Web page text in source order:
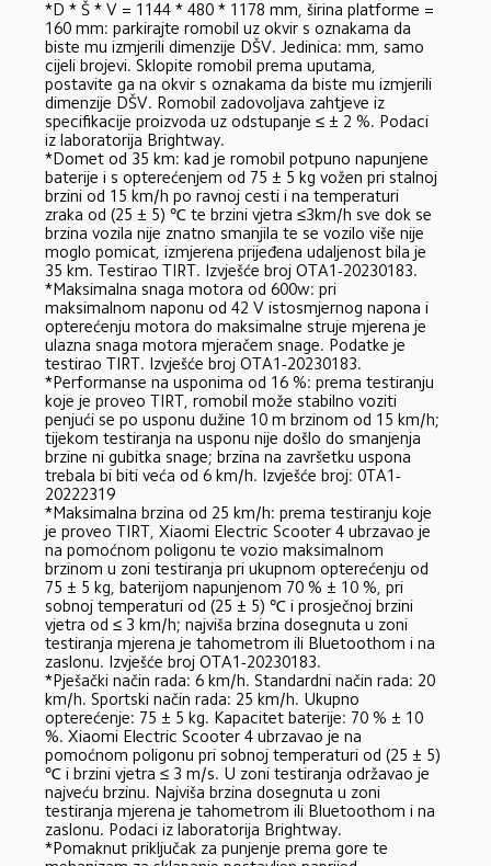
*D * Š * V = 1144 * 480 * 1178 mm, širina platforme =
160 mm: parkirajte romobil uz okvir s oznakama da
biste mu izmjerili dimenzije DŠV. Jedinica: mm, samo
cijeli brojevi. Sklopite romobil prema uputama,
postavite ga na okvir s oznakama da biste mu izmjerili
dimenzije DŠV. Romobil zadovoljava zahtjeve iz
specifikacije proizvoda uz odstupanje ≤ ± 2 %. Podaci
iz laboratorija Brightway.
*Domet od 35 km: kad je romobil potpuno napunjene
baterije i s opterećenjem od 75 ± 5 kg vožen pri stalnoj
brzini od 15 km/h po ravnoj cesti i na temperaturi
zraka od (25 ± 5) ℃ te brzini vjetra ≤3km/h sve dok se
brzina vozila nije znatno smanjila te se vozilo više nije
moglo pomicat, izmjerena prijeđena udaljenost bila je
35 km. Testirao TIRT. Izvješće broj OTA1-20230183.
*Maksimalna snaga motora od 600w: pri
maksimalnom naponu od 42 V istosmjernog napona i
opterećenju motora do maksimalne struje mjerena je
ulazna snaga motora mjeračem snage. Podatke je
testirao TIRT. Izvješće broj OTA1-20230183.
*Performanse na usponima od 16 %: prema testiranju
koje je proveo TIRT, romobil može stabilno voziti
penjući se po usponu dužine 10 m brzinom od 15 km/h;
tijekom testiranja na usponu nije došlo do smanjenja
brzine ni gubitka snage; brzina na završetku uspona
trebala bi biti veća od 6 km/h. Izvješće broj: 0TA1-
20222319
*Maksimalna brzina od 25 km/h: prema testiranju koje
je proveo TIRT, Xiaomi Electric Scooter 4 ubrzavao je
na pomoćnom poligonu te vozio maksimalnom
brzinom u zoni testiranja pri ukupnom opterećenju od
75 ± 5 kg, baterijom napunjenom 70 % ± 10 %, pri
sobnoj temperaturi od (25 ± 5) ℃ i prosječnoj brzini
vjetra od ≤ 3 km/h; najviša brzina dosegnuta u zoni
testiranja mjerena je tahometrom ili Bluetoothom i na
zaslonu. Izvješće broj OTA1-20230183.
*Pješački način rada: 6 km/h. Standardni način rada: 20
km/h. Sportski način rada: 25 km/h. Ukupno
opterećenje: 75 ± 5 kg. Kapacitet baterije: 70 % ± 10
%. Xiaomi Electric Scooter 4 ubrzavao je na
pomoćnom poligonu pri sobnoj temperaturi od (25 ± 5)
℃ i brzini vjetra ≤ 3 m/s. U zoni testiranja održavao je
najveću brzinu. Najviša brzina dosegnuta u zoni
testiranja mjerena je tahometrom ili Bluetoothom i na
zaslonu. Podaci iz laboratorija Brightway.
*Pomaknut priključak za punjenje prema gore te